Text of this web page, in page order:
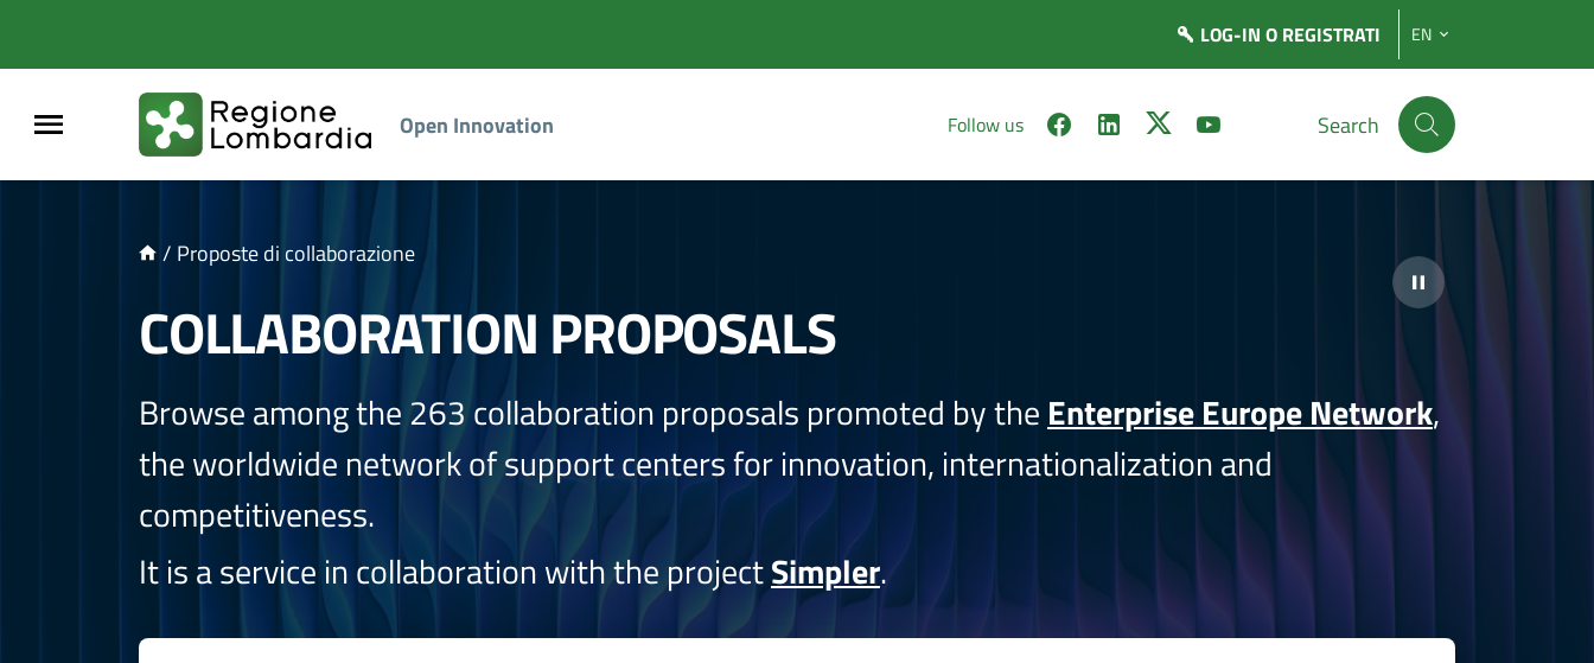
LOG-IN O REGISTRATI EN
Open Innovation Follow us Search
/ Proposte di collaborazione
COLLABORATION PROPOSALS
Browse among the 263 collaboration proposals promoted by the Enterprise Europe Network,
the worldwide network of support centers for innovation, internationalization and
competitiveness.
It is a service in collaboration with the projectSimpler.